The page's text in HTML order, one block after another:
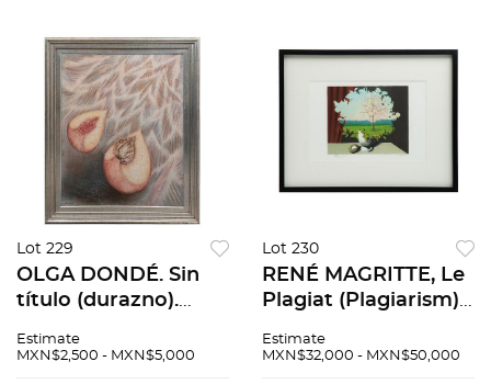
Lot 229
OLGA DONDÉ. Sin
título (durazno).
1984. Acrílico sobre
Estimate
MXN$2,500 - MXN$5,000
Lot 230
RENÉ MAGRITTE, Le
Plagiat (Plagiarism),
Litografía 43 / 300,
Estimate
MXN$32,000 - MXN$50,000